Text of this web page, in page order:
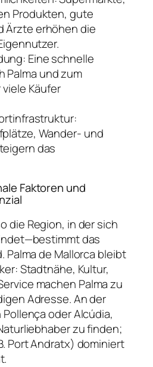
Produkten, gute
Ärzte erhöhen die
Eine schnelle
Palma und zum
Käufer
Wander- und
das
Faktoren und
die Region, in der sich
das
Palma de Mallorca bleibt
Stadtnähe, Kultur,
machen Palma zu
Adresse. An der
oder Alcúdia,
zu finden;
Port Andratx) dominiert